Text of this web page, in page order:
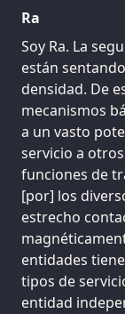
Ra
Soy Ra. La
están
densidad. De
mecanismos
a un vasto
servicio a
funciones de
[por] los
estrecho
entidades
tipos de
entidad